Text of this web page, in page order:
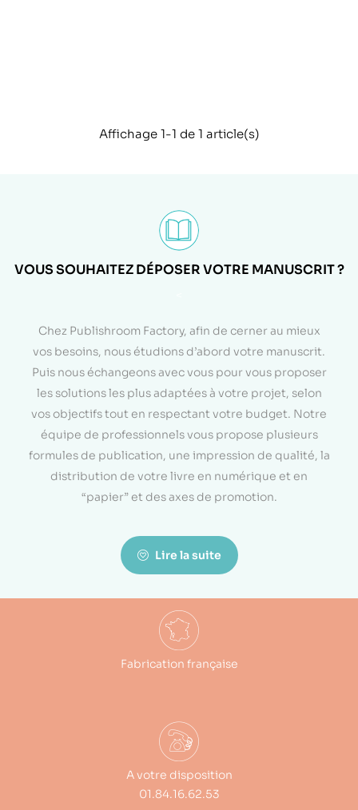
Affichage 1-1 de 1 article(s)
VOUS SOUHAITEZ DÉPOSER VOTRE MANUSCRIT ?
Chez Publishroom Factory, afin de cerner au mieux
vos besoins, nous étudions d’abord votre manuscrit.
Puis nous échangeons avec vous pour vous proposer
les solutions les plus adaptées à votre projet, selon
vos objectifs tout en respectant votre budget. Notre
équipe de professionnels vous propose plusieurs
formules de publication, une impression de qualité, la
distribution de votre livre en numérique et en
“papier” et des axes de promotion.
Lire la suite
Fabrication française
A votre disposition
01.84.16.62.53